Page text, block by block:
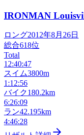
IRONMAN
ロング2012年8月26日
総合618位
Total
12:40:47
スイム3800m
1:12:56
バイク180.2km
6:26:09
ラン42.195km
4:46:28